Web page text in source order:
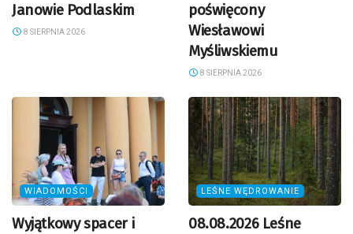
Janowie Podlaskim
8 SIERPNIA 2026
poświęcony
Wiesławowi
Myśliwskiemu
8 SIERPNIA 2026
WIADOMOŚCI
Wyjątkowy spacer i
LEŚNE WĘDROWANIE
08.08.2026 Leśne